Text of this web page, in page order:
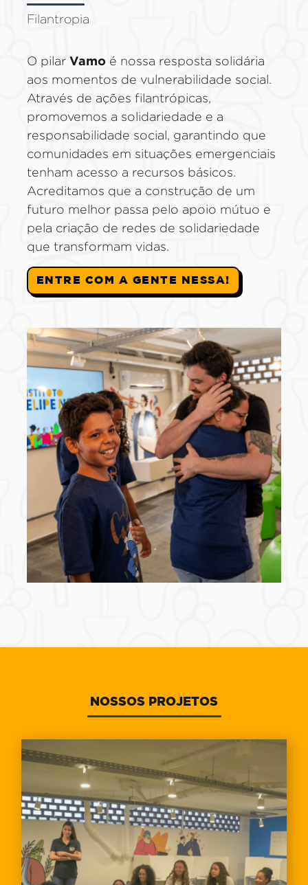
Filantropia
O pilar Vamoé nossa resposta solidária
aos momentos de vulnerabilidade social.
Através de ações filantrópicas,
promovemos a solidariedade e a
responsabilidade social, garantindo que
comunidades em situações emergenciais
tenham acesso a recursos básicos.
Acreditamos que a construção de um
futuro melhor passa pelo apoio mútuo e
pela criação de redes de solidariedade
que transformam vidas.
ENTRE COM A GENTE NESSA!
NOSSOS PROJETOS